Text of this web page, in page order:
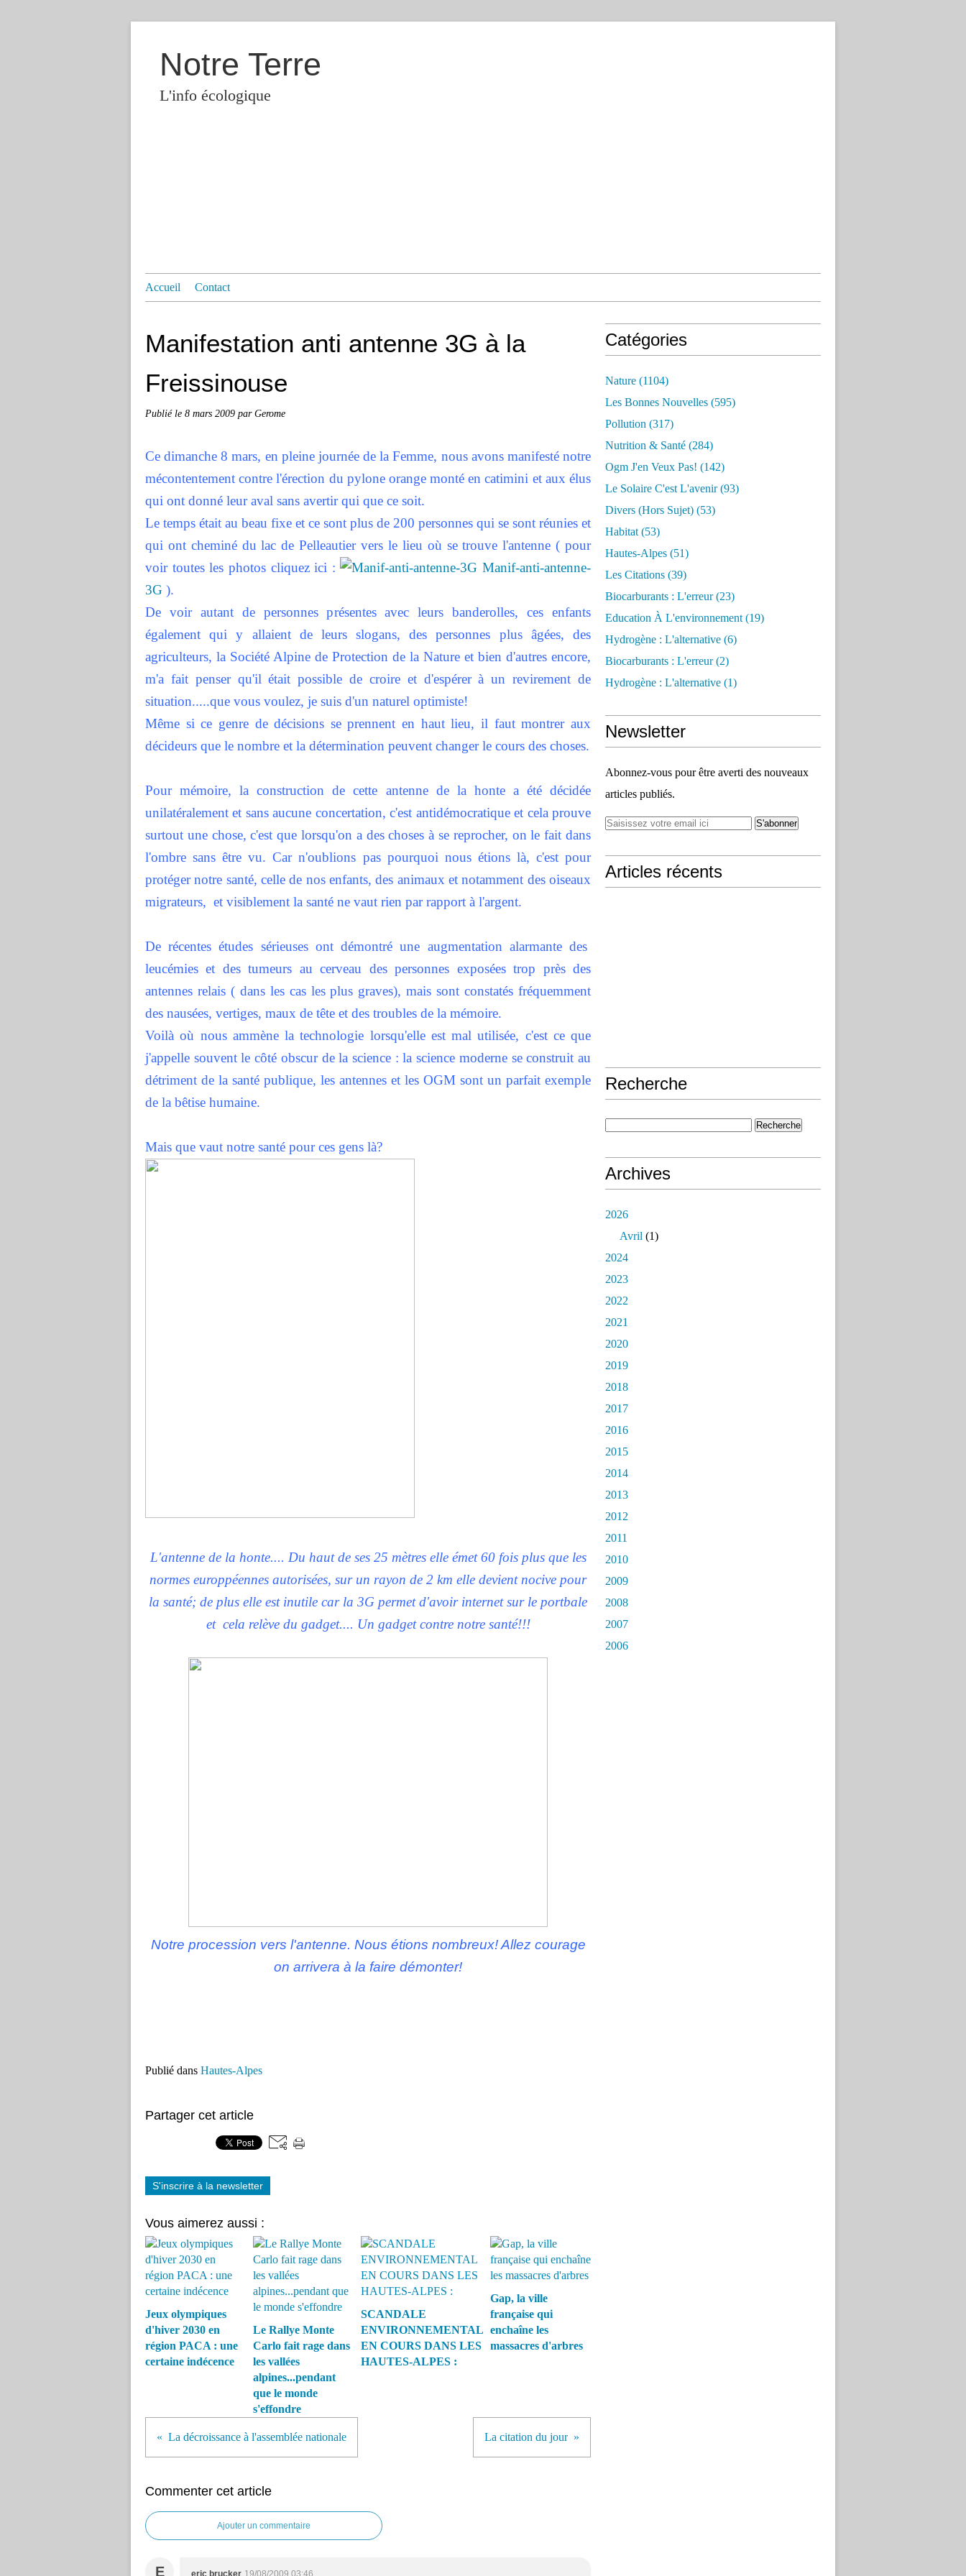
Notre Terre
L'info écologique
Accueil Contact
Manifestation anti antenne 3G à la
Freissinouse
Publié le 8 mars 2009 par Gerome
Ce dimanche 8 mars, en pleine journée de la Femme, nous avons manifesté notre
mécontentement contre l'érection du pylone orange monté en catimini et aux élus
qui ont donné leur aval sans avertir qui que ce soit.
Le temps était au beau fixe et ce sont plus de 200 personnes qui se sont réunies et
qui ont cheminé du lac de Pelleautier vers le lieu où se trouve l'antenne ( pour
voir toutes les photos cliquez ici :
Manif-anti-antenne-
3G ).
De voir autant de personnes présentes avec leurs banderolles, ces enfants
également qui y allaient de leurs slogans, des personnes plus âgées, des
agriculteurs, la Société Alpine de Protection de la Nature et bien d'autres encore,
m'a fait penser qu'il était possible de croire et d'espérer à un revirement de
situation.....que vous voulez, je suis d'un naturel optimiste!
Même si ce genre de décisions se prennent en haut lieu, il faut montrer aux
décideurs que le nombre et la détermination peuvent changer le cours des choses.
Pour mémoire, la construction de cette antenne de la honte a été décidée
unilatéralement et sans aucune concertation, c'est antidémocratique et cela prouve
surtout une chose, c'est que lorsqu'on a des choses à se reprocher, on le fait dans
l'ombre sans être vu. Car n'oublions pas pourquoi nous étions là, c'est pour
protéger notre santé, celle de nos enfants, des animaux et notamment des oiseaux
migrateurs, et visiblement la santé ne vaut rien par rapport à l'argent.
De récentes études sérieuses ont démontré une augmentation alarmante des
leucémies et des tumeurs au cerveau des personnes exposées trop près des
antennes relais ( dans les cas les plus graves), mais sont constatés fréquemment
des nausées, vertiges, maux de tête et des troubles de la mémoire.
Voilà où nous ammène la technologie lorsqu'elle est mal utilisée, c'est ce que
j'appelle souvent le côté obscur de la science : la science moderne se construit au
détriment de la santé publique, les antennes et les OGM sont un parfait exemple
de la bêtise humaine.
Mais que vaut notre santé pour ces gens là?
L'antenne de la honte.... Du haut de ses 25 mètres elle émet 60 fois plus que les
normes europpéennes autorisées, sur un rayon de 2 km elle devient nocive pour
la santé; de plus elle est inutile car la 3G permet d'avoir internet sur le portbale
et cela relève du gadget.... Un gadget contre notre santé!!!
Notre procession vers l'antenne. Nous étions nombreux! Allez courage
on arrivera à la faire démonter!
Publié dans Hautes-Alpes
Partager cet article
S'inscrire à la newsletter
Vous aimerez aussi :
Jeux olympiques
d'hiver 2030 en
région PACA : une
certaine indécence
Le Rallye Monte
Carlo fait rage dans
les vallées
alpines...pendant
que le monde
s'effondre
SCANDALE
ENVIRONNEMENTAL
EN COURS DANS LES
HAUTES-ALPES :
Gap, la ville
française qui
enchaîne les
massacres d'arbres
La décroissance à l'assemblée nationale La citation du jour
Commenter cet article
Ajouter un commentaire
E eric brucker 19/08/2009 03:46
Catégories
Nature (1104)
Les Bonnes Nouvelles (595)
Pollution (317)
Nutrition & Santé (284)
Ogm J'en Veux Pas! (142)
Le Solaire C'est L'avenir(93)
Divers (hors Sujet) (53)
Habitat (53)
Hautes-Alpes (51)
Les Citations (39)
Biocarburants : L'erreur(23)
Education À L'environnement (19)
Hydrogène : L'alternative (6)
Biocarburants : L'erreur(2)
Hydrogène : L'alternative (1)
Newsletter
Abonnez-vous pour être averti des nouveaux
articles publiés.
Articles récents
Recherche
Archives
2026
Avril (1)
2024
2023
2022
2021
2020
2019
2018
2017
2016
2015
2014
2013
2012
2011
2010
2009
2008
2007
2006